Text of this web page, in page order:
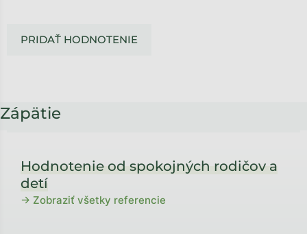
PRIDAŤ HODNOTENIE
Zápätie
Hodnotenie od spokojných rodičov a
detí
→ Zobraziť všetky referencie